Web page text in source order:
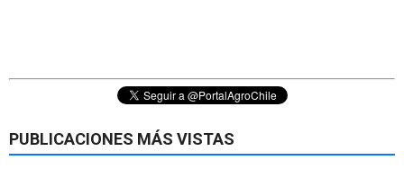
PUBLICACIONES MÁS VISTAS